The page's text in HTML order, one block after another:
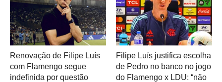
Renovação de Filipe Luís
com Flamengo segue
indefinida por questão
Filipe Luís justifica escolha
de Pedro no banco no jogo
do Flamengo x LDU: “não